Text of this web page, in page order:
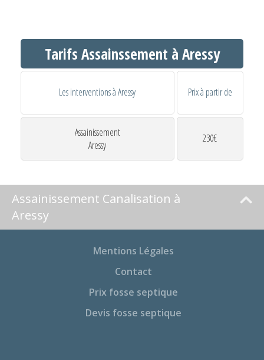
Tarifs Assainssement à Aressy
Les interventions à Aressy Prix à partir de
Assainissement
Aressy
230€
Assainissement Canalisation à
Aressy
Mentions Légales
Contact
Prix fosse septique
Devis fosse septique